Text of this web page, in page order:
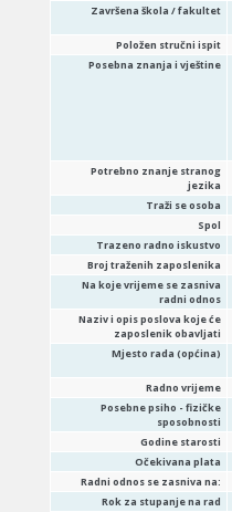
Završena škola / fakultet
Položen stručni ispit
Posebna znanja i vještine
Potrebno znanje stranog
jezika
Traži se osoba
Spol
Trazeno radno iskustvo
Broj traženih zaposlenika
Na koje vrijeme se zasniva
radni odnos
Naziv i opis poslova koje će
zaposlenik obavljati
Mjesto rada (općina)
Radno vrijeme
Posebne psiho - fizičke
sposobnosti
Godine starosti
Očekivana plata
Radni odnos se zasniva na:
Rok za stupanje na rad